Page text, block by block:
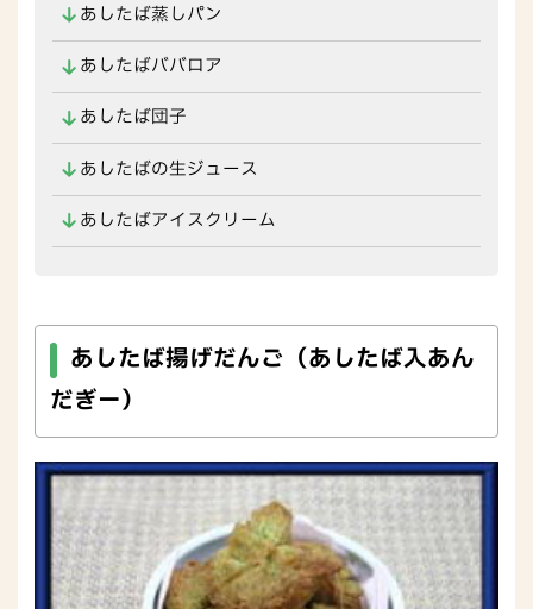
あしたば蒸しパン
あしたばババロア
あしたば団子
あしたばの生ジュース
あしたばアイスクリーム
あしたば揚げだんご（あしたば入あん
だぎー）